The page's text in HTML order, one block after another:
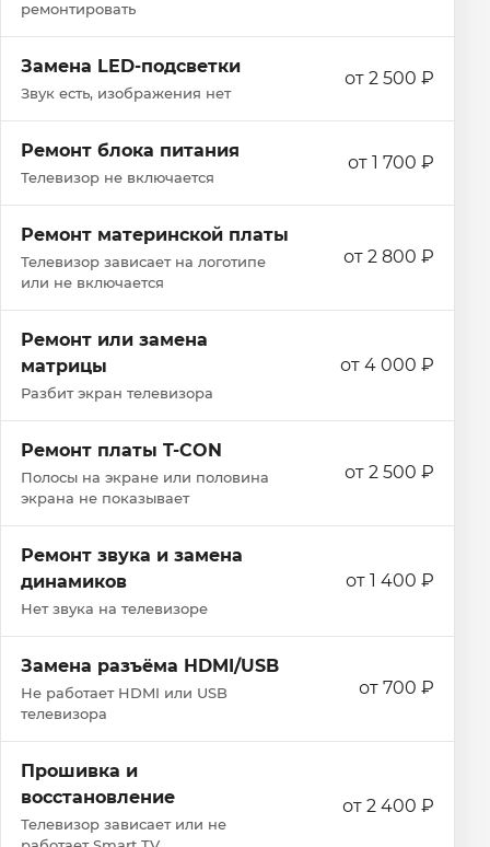
ремонтировать
Замена LED-подсветки
Звук есть, изображения нет
от 2 500 ₽
Ремонт блока питания
Телевизор не включается
от 1 700 ₽
Ремонт материнской платы
Телевизор зависает на логотипе
или не включается
от 2 800 ₽
Ремонт или замена
матрицы
Разбит экран телевизора
от 4 000 ₽
Ремонт платы T-CON
Полосы на экране или половина
экрана не показывает
от 2 500 ₽
Ремонт звука и замена
динамиков
Нет звука на телевизоре
от 1 400 ₽
Замена разъёма HDMI/USB
Не работает HDMI или USB
телевизора
от 700 ₽
Прошивка и
восстановление
Телевизор зависает или не
от 2 400 ₽